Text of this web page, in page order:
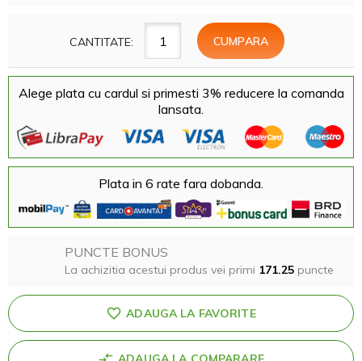
CANTITATE:
Alege plata cu cardul si primesti 3% reducere la comanda
lansata.
Plata in 6 rate fara dobanda.
PUNCTE BONUS
La achizitia acestui produs vei primi 171.25 puncte
ADAUGA LA FAVORITE